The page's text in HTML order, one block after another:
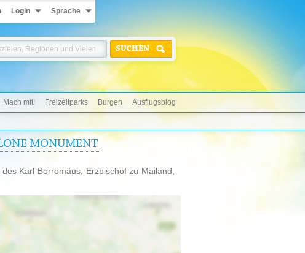
Login Sprache
SUCHEN
Mach mit! Freizeitparks Burgen Ausflugsblog
MONUMENT
Karl Borromäus, Erzbischof zu Mailand,